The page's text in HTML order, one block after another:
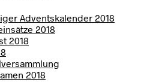
Adventskalender 2018
2018
2018
2018